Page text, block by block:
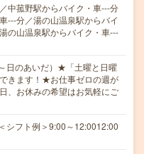
中菰野駅からバイク・車---分
---分／湯の山温泉駅からバイ
の山温泉駅からバイク・車---
日のあいだ）★「土曜と日曜
きます！★お仕事ゼロの週が
、お休みの希望はお気軽にご
シフト例＞9:00～12:0012:00